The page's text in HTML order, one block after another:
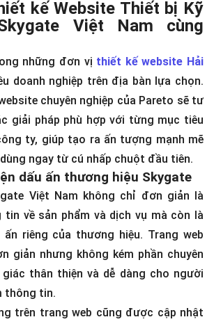
kế Website Thiết bị Kỹ
Việt Nam cùng
những đơn vị thiết kế website Hải
doanh nghiệp trên địa bàn lựa chọn.
chuyên nghiệp của Pareto sẽ tư
giải pháp phù hợp với từng mục tiêu
ty, giúp tạo ra ấn tượng mạnh mẽ
ngay từ cú nhấp chuột đầu tiên.
dấu ấn thương hiệu Skygate
Việt Nam không chỉ đơn giản là
về sản phẩm và dịch vụ mà còn là
riêng của thương hiệu. Trang web
giản nhưng không kém phần chuyên
thân thiện và dễ dàng cho người
thông tin.
trên trang web cũng được cập nhật